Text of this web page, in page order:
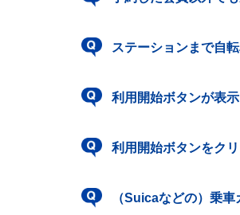
ステーションまで自
利用開始ボタンが表
利用開始ボタンをク
（Suicaなどの）乗